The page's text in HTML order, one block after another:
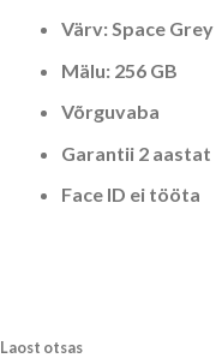
Värv: Space Grey
Mälu: 256 GB
Võrguvaba
Garantii 2 aastat
Face ID ei tööta
Laost otsas